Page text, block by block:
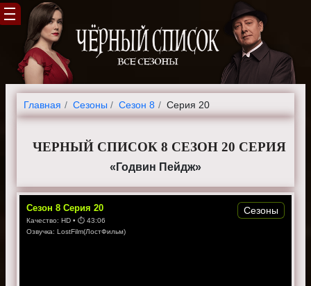
Главная Cезоны Сезон 8 Серия 20
ЧЕРНЫЙ СПИСОК 8 СЕЗОН 20 СЕРИЯ
«Годвин Пейдж»
Сезон 8 Серия 20
Качество: HD • ⏱ 43:06
Озвучка: LostFilm(ЛостФильм)
Сезоны